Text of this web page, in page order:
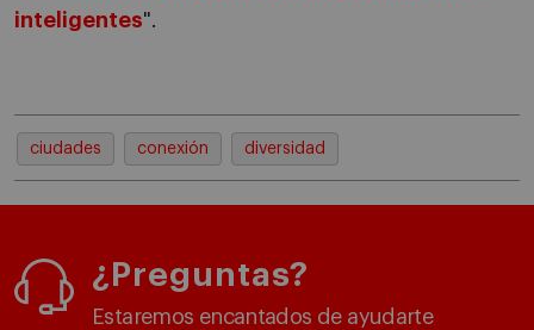
inteligentes".
ciudades conexión diversidad
¿Preguntas?
Estaremos encantados de ayudarte